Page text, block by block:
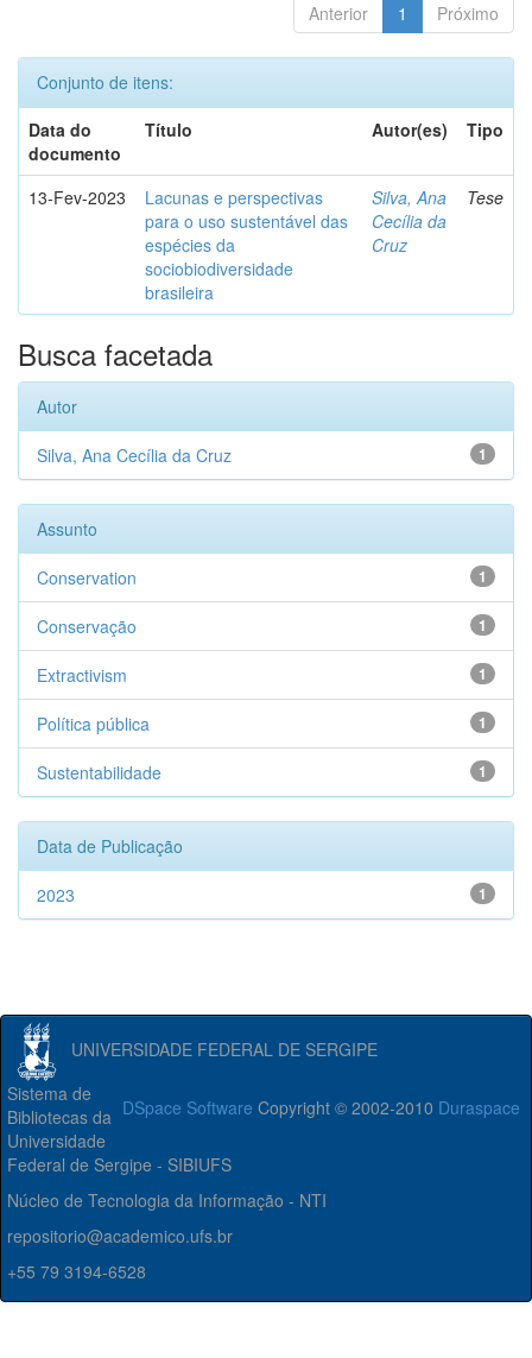
Anterior 1 Próximo
Conjunto de itens:
Data do
documento
Título Autor(es) Tipo
13-Fev-2023
Lacunas e perspectivas
para o uso sustentável das
espécies da
sociobiodiversidade
brasileira
Silva, Ana
Cecília da
Cruz
Tese
Busca facetada
Autor
1
Silva, Ana Cecília da Cruz
Assunto
1
Conservation
1
Conservação
1
Extractivism
1
Política pública
1
Sustentabilidade
Data de Publicação
1
2023
UNIVERSIDADE FEDERAL DE SERGIPE
DSpace Software Copyright © 2002-2010 Duraspace
Sistema de
Bibliotecas da
Universidade
Federal de Sergipe - SIBIUFS
Núcleo de Tecnologia da Informação - NTI
repositorio@academico.ufs.br
+55 79 3194-6528